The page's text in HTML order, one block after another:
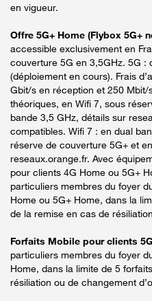
en vigueur.
Offre 5G+ Home (Flybox 5G+
accessible exclusivement en
couverture 5G en 3,5GHz. 5G :
(déploiement en cours). Frais
Gbit/s en réception et 250
théoriques, en Wifi 7, sous
bande 3,5 GHz, détails sur
compatibles. Wifi 7 : en dual
réserve de couverture 5G+ et
reseaux.orange.fr. Avec
pour clients 4G Home ou 5G+
particuliers membres du foyer
Home ou 5G+ Home, dans la
de la remise en cas de
Forfaits Mobile pour clients
particuliers membres du foyer
Home, dans la limite de 5
résiliation ou de changement